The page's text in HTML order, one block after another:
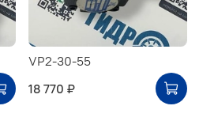
VP2-30-55
18 770 ₽